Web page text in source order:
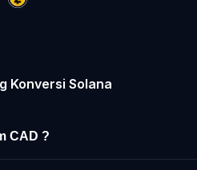
Konversi Solana
CAD ?